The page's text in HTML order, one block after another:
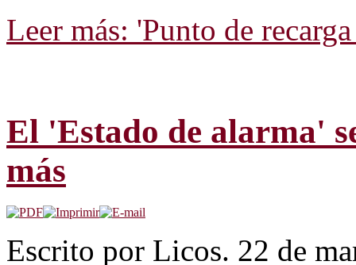
Leer más: 'Punto de
El 'Estado de alarma'
más
Escrito por Licos. 22 de